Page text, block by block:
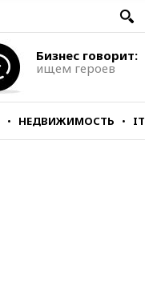
Бизнес говорит:
ищем героев
НЕДВИЖИМОСТЬ IT